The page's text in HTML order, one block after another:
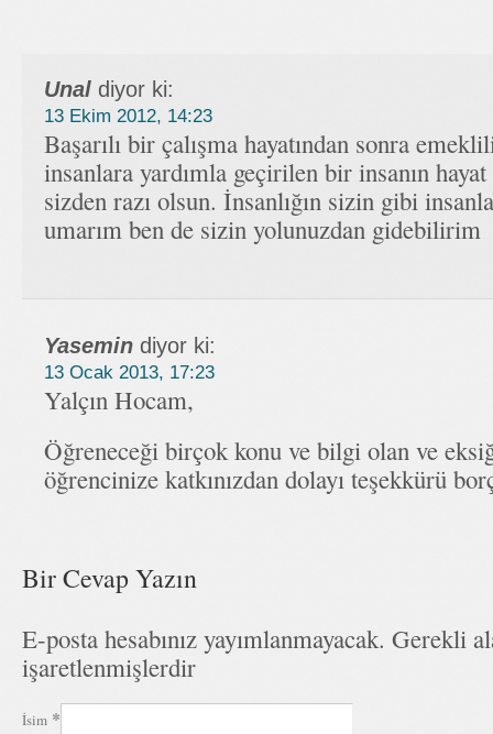
Unal diyor ki:
13 Ekim 2012, 14:23
Başarılı bir çalışma hayatından sonra
insanlara yardımla geçirilen bir insanın
sizden razı olsun. İnsanlığın sizin gibi
umarım ben de sizin yolunuzdan gidebilirim
Yasemin diyor ki:
13 Ocak 2013, 17:23
Yalçın Hocam,
Öğreneceği birçok konu ve bilgi olan ve
öğrencinize katkınızdan dolayı teşekkürü
Bir Cevap Yazın
E-posta hesabınız yayımlanmayacak. Gerekli
işaretlenmişlerdir
İsim *